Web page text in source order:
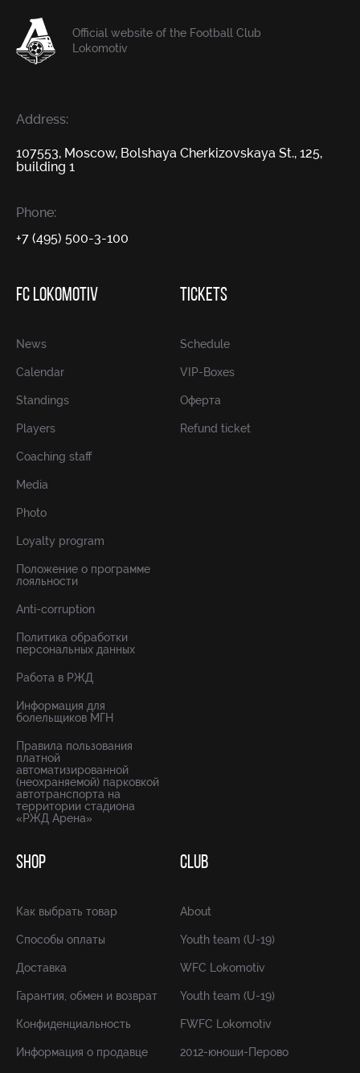
Official website of the Football Club
Lokomotiv
Address:
107553, Moscow, Bolshaya Cherkizovskaya St., 125,
building 1
Phone:
+7 (495) 500-3-100
FC LOKOMOTIV
News
Calendar
Standings
Players
Coaching staff
Media
Photo
Loyalty program
Положение о программе
лояльности
Anti-corruption
Политика обработки
персональных данных
Работа в РЖД
Информация для
болельщиков МГН
Правила пользования
платной
автоматизированной
(неохраняемой) парковкой
автотранспорта на
территории стадиона
«РЖД Арена»
TICKETS
Schedule
VIP-Boxes
Оферта
Refund ticket
SHOP
Как выбрать товар
Способы оплаты
Доставка
Гарантия, обмен и возврат
Конфиденциальность
Информация о продавце
CLUB
About
Youth team (U-19)
WFC Lokomotiv
Youth team (U-19)
FWFC Lokomotiv
2012-юноши-Перово